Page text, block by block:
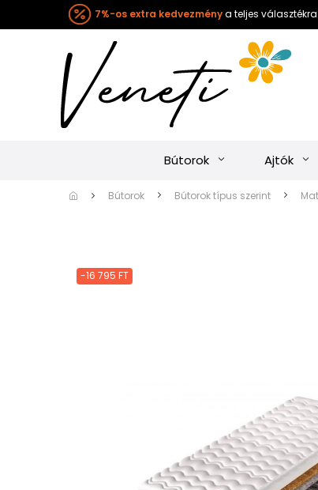
7%-os extra kedvezménya teljes
Bútorok Ajtók
Bútorok Bútorok típus szerint
-16 795 FT